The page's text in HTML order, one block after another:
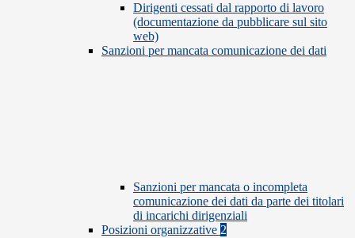
Dirigenti cessati dal rapporto di lavoro
(documentazione da pubblicare sul sito
web)
Sanzioni per mancata comunicazione dei dati
Sanzioni per mancata o incompleta
comunicazione dei dati da parte dei titolari
di incarichi dirigenziali
Posizioni organizzative 2